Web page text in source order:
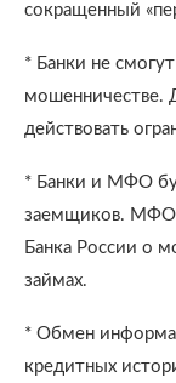
сокращенный
* Банки не
мошенничестве.
действовать
* Банки и МФО
заемщиков. МФО
Банка России о
займах.
* Обмен
кредитных